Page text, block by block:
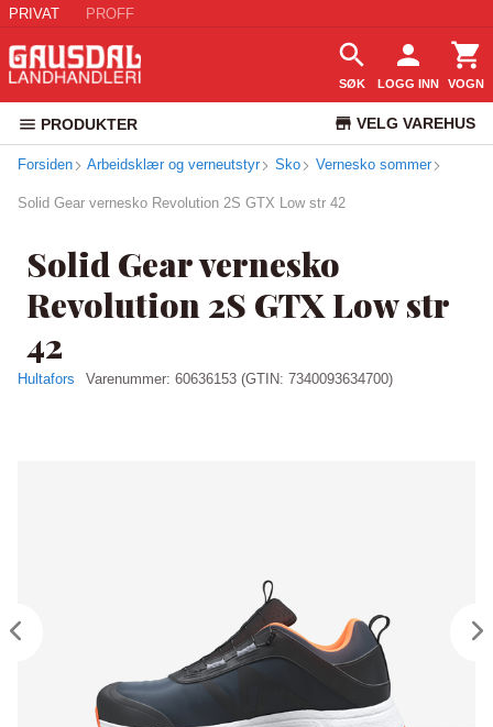
PRIVAT PROFF
SØK LOGG INN VOGN
PRODUKTER VELG VAREHUS
KUNDESERVICE
Forsiden Arbeidsklær og verneutstyr Sko Vernesko sommer
Solid Gear vernesko Revolution 2S GTX Low str 42
Solid Gear vernesko
Revolution 2S GTX Low str
42
Hultafors Varenummer: 60636153 (GTIN: 7340093634700)